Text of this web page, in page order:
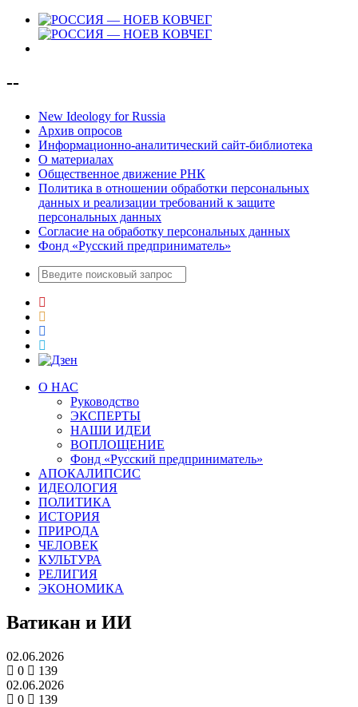
--
New Ideology for Russia
Архив опросов
Информационно-аналитический сайт-библиотека
О материалах
Общественное движение РНК
Политика в отношении обработки персональных
данных и реализации требований к защите
персональных данных
Согласие на обработку персональных данных
Фонд «Русский предприниматель»
О НАС
Руководство
ЭКСПЕРТЫ
НАШИ ИДЕИ
ВОПЛОЩЕНИЕ
Фонд «Русский предприниматель»
АПОКАЛИПСИС
ИДЕОЛОГИЯ
ПОЛИТИКА
ИСТОРИЯ
ПРИРОДА
ЧЕЛОВЕК
КУЛЬТУРА
РЕЛИГИЯ
ЭКОНОМИКА
Ватикан и ИИ
02.06.2026
0
139
02.06.2026
0
139